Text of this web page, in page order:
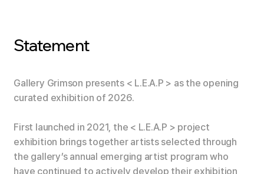
Statement
Gallery Grimson presents < L.E.A.P > as the opening
curated exhibition of 2026.
First launched in 2021, the < L.E.A.P > project
exhibition brings together artists selected through
the gallery’s annual emerging artist program who
have continued to actively develop their exhibition